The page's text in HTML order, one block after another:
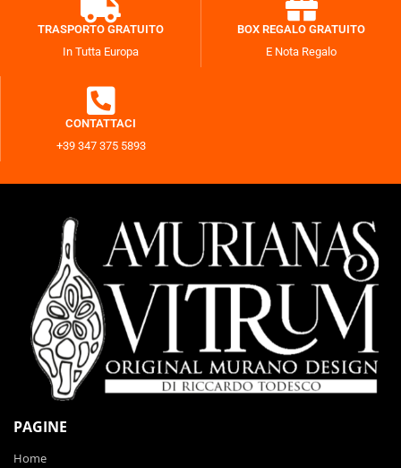
TRASPORTO GRATUITO
In Tutta Europa
BOX REGALO GRATUITO
E Nota Regalo
CONTATTACI
+39 347 375 5893
PAGINE
Home